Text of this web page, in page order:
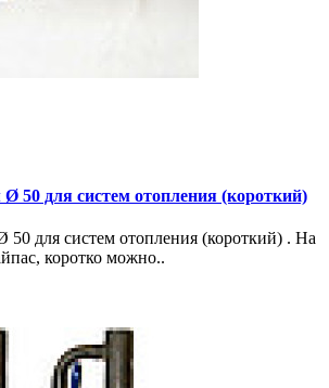
50 для систем отопления (короткий)
50 для систем отопления (короткий) . На
коротко можно..